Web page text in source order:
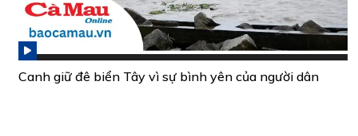
Canh giữ đê biển Tây vì sự bình yên của người dân